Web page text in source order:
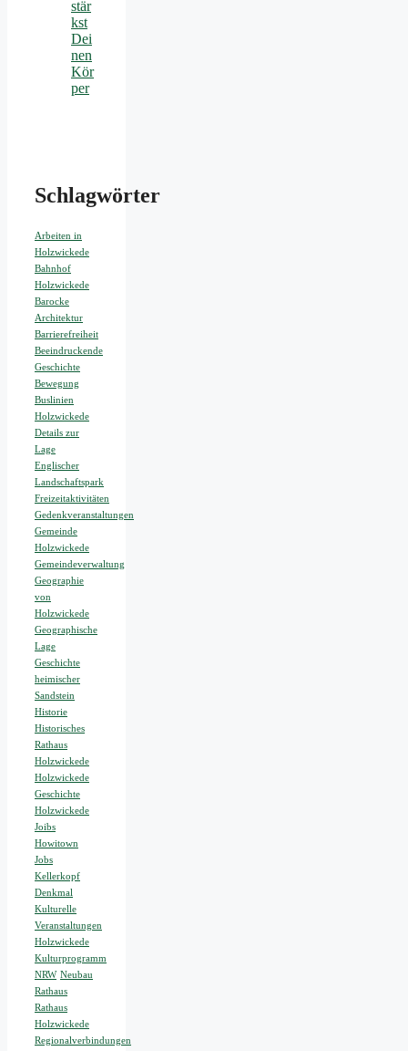
stär
kst
Dei
nen
Kör
per
Schlagwörter
Arbeiten in
Holzwickede
Bahnhof
Holzwickede
Barocke
Architektur
Barrierefreiheit
Beeindruckende
Geschichte
Bewegung
Buslinien
Holzwickede
Details zur
Lage
Englischer
Landschaftspark
Freizeitaktivitäten
Gedenkveranstaltungen
Gemeinde
Holzwickede
Gemeindeverwaltung
Geographie
von
Holzwickede
Geographische
Lage
Geschichte
heimischer
Sandstein
Historie
Historisches
Rathaus
Holzwickede
Holzwickede
Geschichte
Holzwickede
Joibs
Howitown
Jobs
Kellerkopf
Denkmal
Kulturelle
Veranstaltungen
Holzwickede
Kulturprogramm
NRW Neubau
Rathaus
Rathaus
Holzwickede
Regionalverbindungen